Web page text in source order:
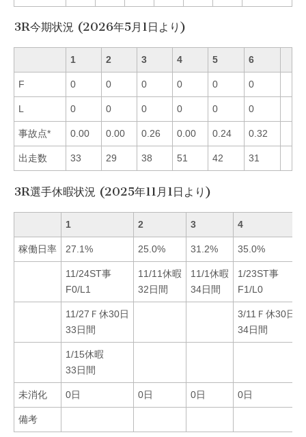
3R今期状況 (2026年5月1日より)
1 2 3 4 5 6
F 0 0 0 0 0 0
L 0 0 0 0 0 0
事故点* 0.00 0.00 0.26 0.00 0.24 0.32
出走数 33 29 38 51 42 31
3R選手休暇状況 (2025年11月1日より)
1 2 3 4
稼働日率 27.1% 25.0% 31.2% 35.0%
11/24ST事
F0/L1
11/11休暇
32日間
11/1休暇
34日間
1/23ST事
F1/L0
11/27Ｆ休30日
33日間
3/11Ｆ休30日
34日間
1/15休暇
33日間
未消化 0日 0日 0日 0日
備考